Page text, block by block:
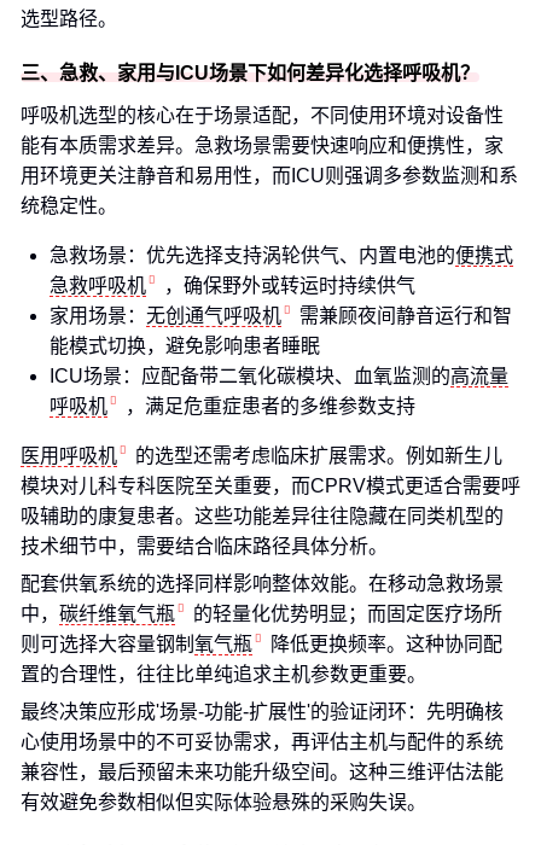
选型路径。
三、急救、家用与ICU场景下如何差异化选择呼吸机？
呼吸机选型的核心在于场景适配，不同使用环境对设备性
能有本质需求差异。急救场景需要快速响应和便携性，家
用环境更关注静音和易用性，而ICU则强调多参数监测和系
统稳定性。
急救场景：优先选择支持涡轮供气、内置电池的便携式
急救呼吸机
，确保野外或转运时持续供气
家用场景： 无创通气呼吸机
需兼顾夜间静音运行和智
能模式切换，避免影响患者睡眠
ICU场景：应配备带二氧化碳模块、血氧监测的高流量
呼吸机
，满足危重症患者的多维参数支持
医用呼吸机
的选型还需考虑临床扩展需求。例如新生儿
模块对儿科专科医院至关重要，而CPRV模式更适合需要呼
吸辅助的康复患者。这些功能差异往往隐藏在同类机型的
技术细节中，需要结合临床路径具体分析。
配套供氧系统的选择同样影响整体效能。在移动急救场景
中， 碳纤维氧气瓶
的轻量化优势明显；而固定医疗场所
则可选择大容量钢制 氧气瓶
降低更换频率。这种协同配
置的合理性，往往比单纯追求主机参数更重要。
最终决策应形成'场景-功能-扩展性'的验证闭环：先明确核
心使用场景中的不可妥协需求，再评估主机与配件的系统
兼容性，最后预留未来功能升级空间。这种三维评估法能
有效避免参数相似但实际体验悬殊的采购失误。